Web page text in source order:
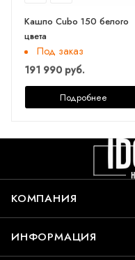
Кашпо Cubo 150 белого
цвета
Под заказ
191 990 руб.
Подробнее
КОМПАНИЯ
ИНФОРМАЦИЯ